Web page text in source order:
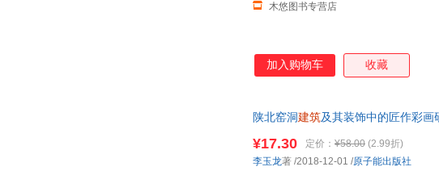
木悠图书专营店
加入购物车 收藏
陕北窑洞建筑及其装饰中的匠作彩画
¥17.30 定价： ¥58.00 (2.99折)
李玉龙著 /2018-12-01 /原子能出版社